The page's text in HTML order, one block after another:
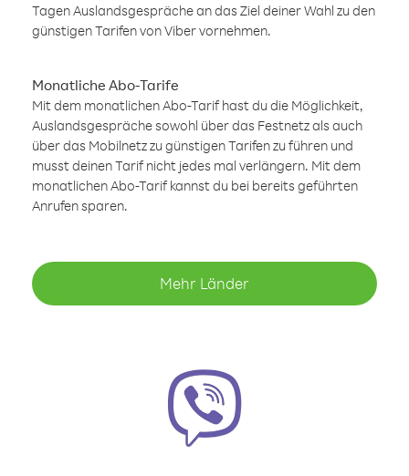
Tagen Auslandsgespräche an das Ziel deiner Wahl zu den
günstigen Tarifen von Viber vornehmen.
Monatliche Abo-Tarife
Mit dem monatlichen Abo-Tarif hast du die Möglichkeit,
Auslandsgespräche sowohl über das Festnetz als auch
über das Mobilnetz zu günstigen Tarifen zu führen und
musst deinen Tarif nicht jedes mal verlängern. Mit dem
monatlichen Abo-Tarif kannst du bei bereits geführten
Anrufen sparen.
Mehr Länder